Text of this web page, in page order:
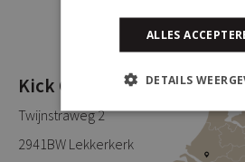
Kick Collection
Twijnstraweg 2
2941BW Lekkerkerk
ALLES
DETAILS